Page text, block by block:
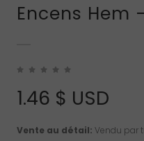
Encens Hem
1.46 $ USD
Vente au détail: Vendu par